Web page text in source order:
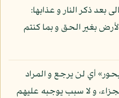
ذكر النار و عذابها:
بغير الحق و بما كنتم
أي لن يرجع و المراد
و لا سبب يوجبه عليهم